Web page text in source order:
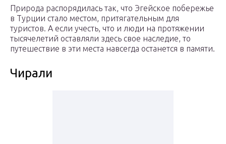
Природа распорядилась так, что Эгейское побережье
в Турции стало местом, притягательным для
туристов. А если учесть, что и люди на протяжении
тысячелетий оставляли здесь свое наследие, то
путешествие в эти места навсегда останется в памяти.
Чирали